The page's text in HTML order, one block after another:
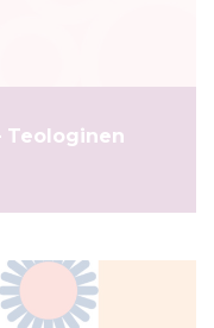
Teologinen